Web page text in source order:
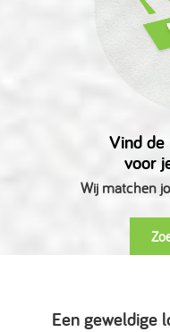
Vind
voor
Wij matchen
Een geweldige